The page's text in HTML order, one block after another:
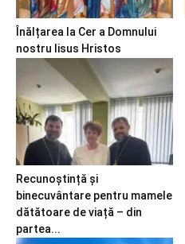
Înălțarea la Cer a Domnului
nostru Iisus Hristos
Recunoștință și
binecuvântare pentru mamele
dătătoare de viață – din
partea...